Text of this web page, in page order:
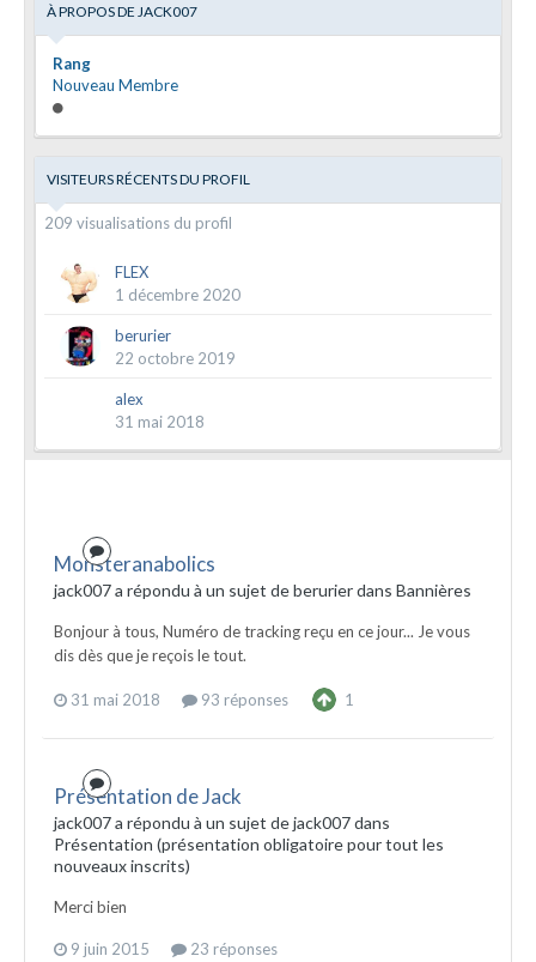
À PROPOS DE JACK007
Rang
Nouveau Membre
VISITEURS RÉCENTS DU PROFIL
209 visualisations du profil
FLEX
1 décembre 2020
berurier
22 octobre 2019
alex
31 mai 2018
Monsteranabolics
jack007 a répondu à un sujet de berurier dans Bannières
Bonjour à tous, Numéro de tracking reçu en ce jour... Je vous
dis dès que je reçois le tout.
31 mai 2018 93 réponses 1
Présentation de Jack
jack007 a répondu à un sujet de jack007 dans
Présentation (présentation obligatoire pour tout les
nouveaux inscrits)
Merci bien
9 juin 2015 23 réponses